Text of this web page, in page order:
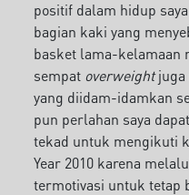
positif dalam hidup
bagian kaki yang
basket lama-kelamaan
sempat overweightjuga
yang diidam-idamkan
pun perlahan saya
tekad untuk mengikuti
Year 2010 karena
termotivasi untuk tetap